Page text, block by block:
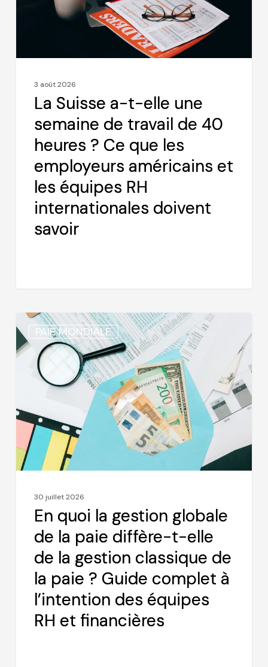
semaine
de
employeurs
américains
savoir
3 août 2026
La Suisse a-t-elle une
semaine de travail de 40
heures ? Ce que les
employeurs américains et
les équipes RH
internationales doivent
savoir
PAIE MONDIALE
En
quoi
la
gestion
globale
la
paie
diffère-
t-
gestion
classique
paie
30 juillet 2026
En quoi la gestion globale
de la paie diffère-t-elle
de la gestion classique de
la paie ? Guide complet à
l’intention des équipes
RH et financières